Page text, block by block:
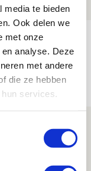
media te bieden
Ook delen we
met onze
analyse. Deze
met andere
die ze hebben
services.
duels
opzij en
Dublin